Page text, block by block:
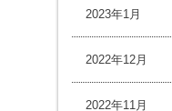
2023年1月
2022年12月
2022年11月